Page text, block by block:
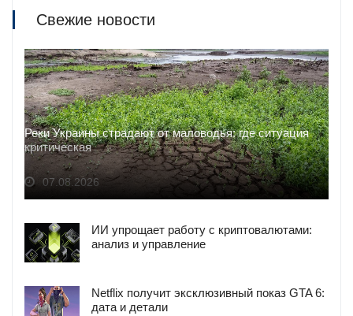
Свежие новости
Реки Украины страдают от маловодья: где ситуация
критическая
07.08.2026
ИИ упрощает работу с криптовалютами:
анализ и управление
Netflix получит эксклюзивный показ GTA 6:
дата и детали